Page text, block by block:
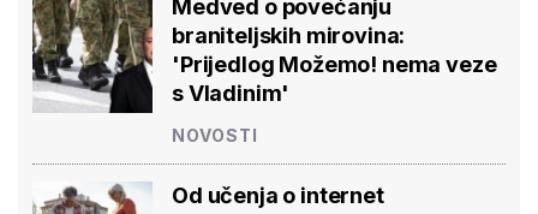
Medved o povećanju
braniteljskih mirovina:
'Prijedlog Možemo! nema veze
s Vladinim'
NOVOSTI
Od učenja o internet